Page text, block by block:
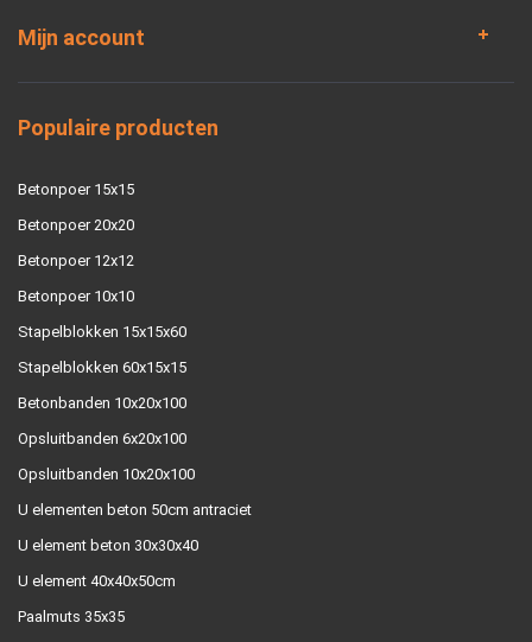
Mijn account
Populaire producten
Betonpoer 15x15
Betonpoer 20x20
Betonpoer 12x12
Betonpoer 10x10
Stapelblokken 15x15x60
Stapelblokken 60x15x15
Betonbanden 10x20x100
Opsluitbanden 6x20x100
Opsluitbanden 10x20x100
U elementen beton 50cm antraciet
U element beton 30x30x40
U element 40x40x50cm
Paalmuts 35x35